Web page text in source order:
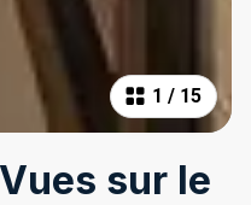
1 / 15
sur le